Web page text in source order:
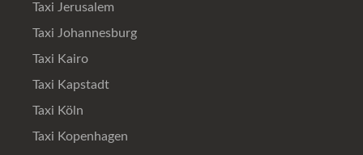
Taxi Jerusalem
Taxi Johannesburg
Taxi Kairo
Taxi Kapstadt
Taxi Köln
Taxi Kopenhagen